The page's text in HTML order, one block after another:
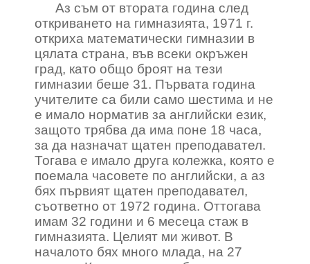
Аз съм от втората година след
откриването на гимназията, 1971 г.
откриха математически гимназии в
цялата страна, във всеки окръжен
град, като общо броят на тези
гимназии беше 31. Първата година
учителите са били само шестима и не
е имало норматив за английски език,
защото трябва да има поне 18 часа,
за да назначат щатен преподавател.
Тогава е имало друга колежка, която е
поемала часовете по английски, а аз
бях първият щатен преподавател,
съответно от 1972 година. Оттогава
имам 32 години и 6 месеца стаж в
гимназията. Целият ми живот. В
началото бях много млада, на 27